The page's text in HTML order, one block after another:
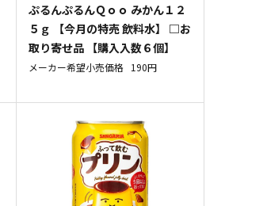
ぷるんぷるんＱｏｏ みかん１２
５ｇ 【今月の特売 飲料水】 □お
取り寄せ品 【購入入数６個】
メーカー希望小売価格 190円